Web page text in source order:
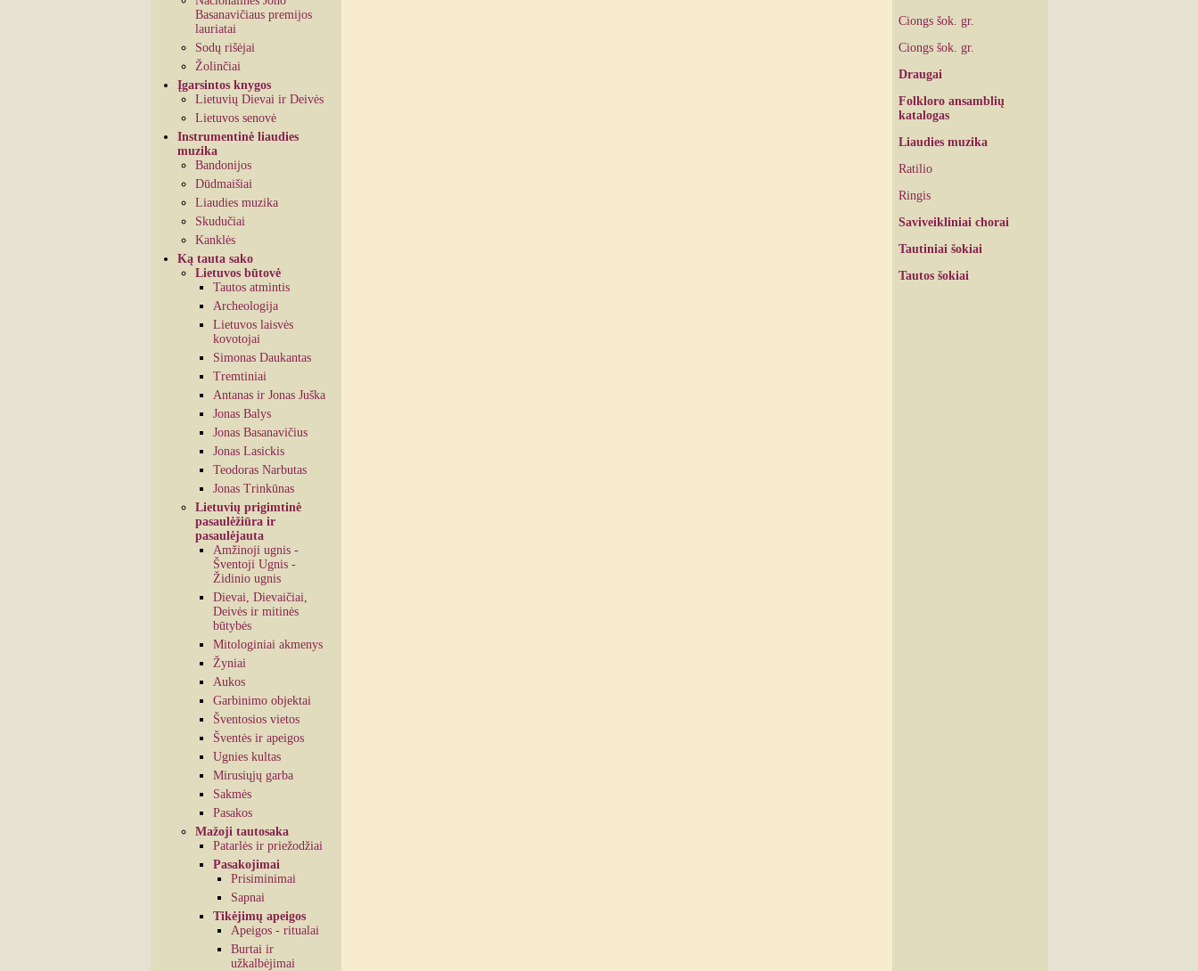
Basanavičiaus premijos
lauriatai
Sodų rišėjai
Žolinčiai
Įgarsintos knygos
Lietuvių Dievai ir Deivės
Lietuvos senovė
Instrumentinė liaudies
muzika
Bandonijos
Dūdmaišiai
Liaudies muzika
Skudučiai
Kanklės
Ką tauta sako
Lietuvos būtovė
Tautos atmintis
Archeologija
Lietuvos laisvės
kovotojai
Simonas Daukantas
Tremtiniai
Antanas ir Jonas Juška
Jonas Balys
Jonas Basanavičius
Jonas Lasickis
Teodoras Narbutas
Jonas Trinkūnas
Lietuvių prigimtinė
pasaulėžiūra ir
pasaulėjauta
Amžinoji ugnis -
Šventoji Ugnis -
Židinio ugnis
Dievai, Dievaičiai,
Deivės ir mitinės
būtybės
Mitologiniai akmenys
Žyniai
Aukos
Garbinimo objektai
Šventosios vietos
Šventės ir apeigos
Ugnies kultas
Mirusiųjų garba
Sakmės
Pasakos
Mažoji tautosaka
Patarlės ir priežodžiai
Pasakojimai
Prisiminimai
Sapnai
Tikėjimų apeigos
Apeigos - ritualai
Burtai ir
užkalbėjimai
Ciongs šok. gr.
Ciongs šok. gr.
Draugai
Folkloro ansamblių
katalogas
Liaudies muzika
Ratilio
Ringis
Saviveikliniai chorai
Tautiniai šokiai
Tautos šokiai